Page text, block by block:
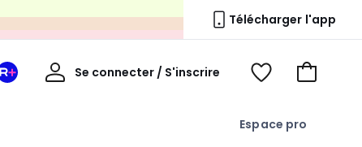
Télécharger l'app
Espace pro
Mon
Se connecter / S'inscrire
Mon
Voir
Voir